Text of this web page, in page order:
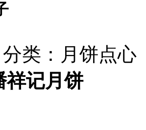
分类：月饼点心
祥记月饼